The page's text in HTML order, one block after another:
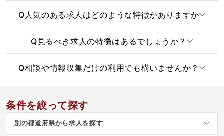
Q 人気のある求人はどのような特徴がありますか
Q 見るべき求人の特徴はあるでしょうか？
Q相談や情報収集だけの利用でも構いませんか？
条件を絞って探す
別の都道府県から求人を探す